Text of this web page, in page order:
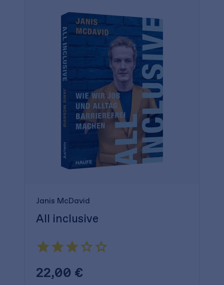
Janis McDavid
All inclusive
22,00 €